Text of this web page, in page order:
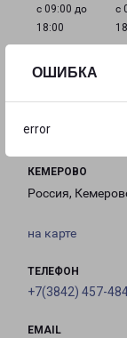
ОШИБКА
error
с 09:00 до
18:00
с
18:00
КЕМЕРОВО
Россия,
на карте
ТЕЛЕФОН
+7(3842) 457-
EMAIL